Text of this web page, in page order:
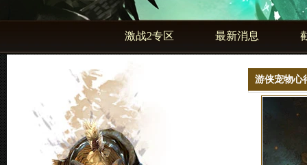
激战2专区 最新消息
游侠宠物心